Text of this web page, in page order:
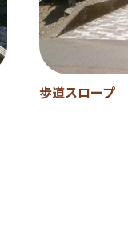
歩道スロープ